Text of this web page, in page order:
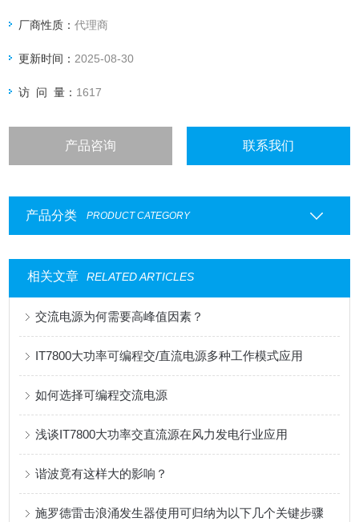
厂商性质：代理商
更新时间： 2025-08-30
访 问 量： 1617
产品咨询 联系我们
产品分类 PRODUCT CATEGORY
相关文章 RELATED ARTICLES
交流电源为何需要高峰值因素？
IT7800大功率可编程交/直流电源多种工作模式应用
如何选择可编程交流电源
浅谈IT7800大功率交直流源在风力发电行业应用
谐波竟有这样大的影响？
施罗德雷击浪涌发生器使用可归纳为以下几个关键步骤